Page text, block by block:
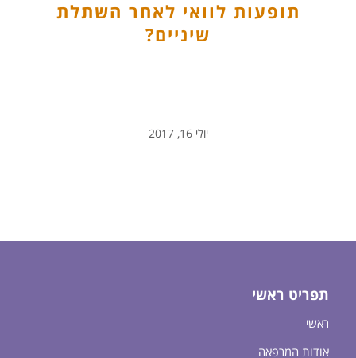
תופעות לוואי לאחר השתלת
שיניים?
יולי 16, 2017
תפריט ראשי
ראשי
אודות המרפאה